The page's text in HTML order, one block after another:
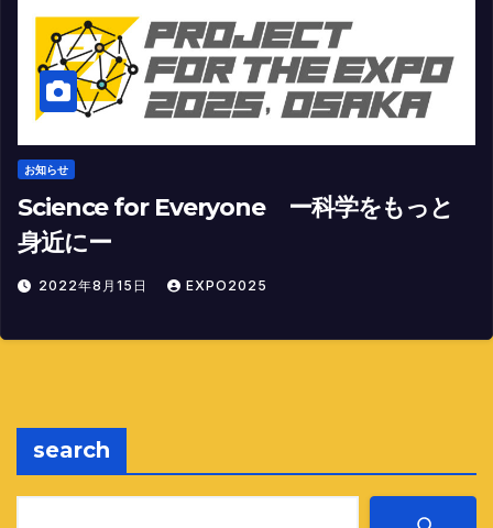
お知らせ
Science for Everyone ー科学をもっと
身近にー
2022年8月15日 EXPO2025
search